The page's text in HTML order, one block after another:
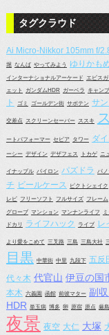
タグクラウド
Ai Micro-Nikkor 105mm f/
堀 なんば やってみよう ゆりかも
インターナショナルアーケード エビス
ェット
ガンダムHDR ガーベラ キャン
ト
ゴミ ゴールデン街 サボテン サ
交差点 スクリーンセーバー ススキ
ートパフォーマー セピア タワー ダ
ーシー デザイン デザフェス トカゲ ニ
イナップル パイロン パズドラ パ
チ ビールケース ピクトシェイク
レビ フリーソフト フルサイズ フレーム
グローブ マンション マンナンライフ
ドカリ
ライフハック ライブ レ
より愛をこめて 三叉路 三島 三島大社
目黒 中華街 中里 九段下 五反
代々木 代官山 伊豆の国
本木 六義園 函館 前彼マター 副収
HDR 単玉病 博多 卵 原宿 原点 厳
夜景 夜空 大仁 大塚